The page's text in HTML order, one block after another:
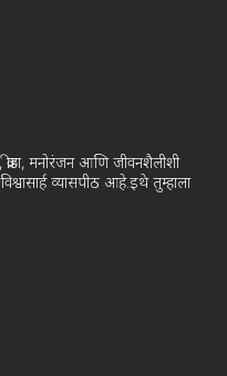
क्रीडा, मनोरंजन आणि जीवनशैलीशी
व्यासपीठ आहे.इथे तुम्हाला